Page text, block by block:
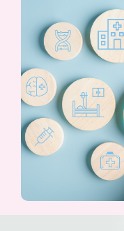
Verzorging van alle
operatiewonden,
Darmspoelen
Lauwwarm water
of zonder pomp